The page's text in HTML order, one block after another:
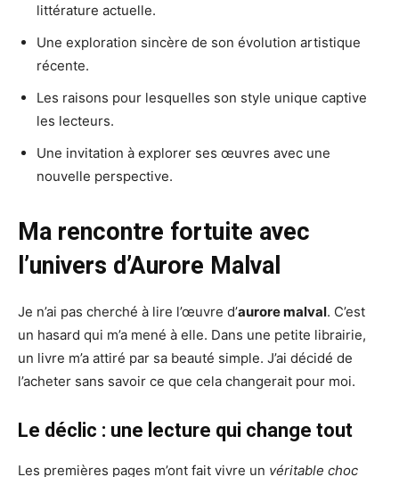
littérature actuelle.
Une exploration sincère de son évolution artistique
récente.
Les raisons pour lesquelles son style unique captive
les lecteurs.
Une invitation à explorer ses œuvres avec une
nouvelle perspective.
Ma rencontre fortuite avec
l’univers d’Aurore Malval
Je n’ai pas cherché à lire l’œuvre d’aurore malval. C’est
un hasard qui m’a mené à elle. Dans une petite librairie,
un livre m’a attiré par sa beauté simple. J’ai décidé de
l’acheter sans savoir ce que cela changerait pour moi.
Le déclic : une lecture qui change tout
Les premières pages m’ont fait vivre un véritable choc